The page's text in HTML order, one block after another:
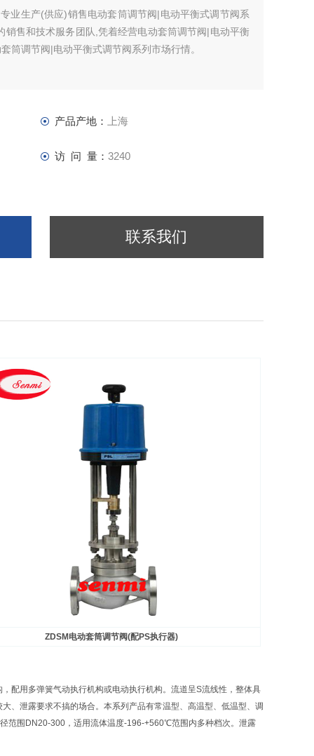
业生产(供应)销售电动套筒调节阀|电动平衡式调节阀系
销售和技术服务团队,凭着经营电动套筒调节阀|电动平衡
筒调节阀|电动平衡式调节阀系列市场行情。
产品产地： 上海
访 问 量： 3240
联系我们
ZDSM 电动套筒调节阀(配PS执行器)
用多弹簧气动执行机构或电动执行机构。流道呈S流线性，整体具
、泄露要求不搞的场合。本系列产品有常温型、高温型、低温型、调
范围DN20-300，适用流体温度-196-+560℃范围内多种档次。泄露